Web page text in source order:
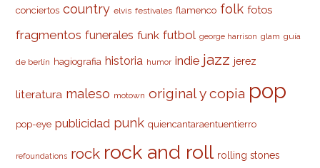
conciertos country elvis festivales flamenco folk fotos
fragmentos funerales funk futbol george harrison glam guía
de berlín hagiografia historia humor indie jazz jerez
literatura maleso motown original y copia pop
pop-eye publicidad punk quiencantaraentuentierro
refoundations rock rock and roll rolling stones